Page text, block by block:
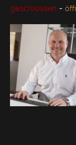
geschlossen -